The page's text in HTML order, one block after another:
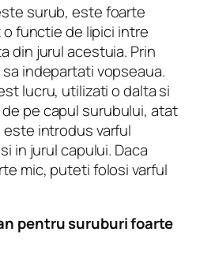
surub, este foarte
functie de lipici intre
din jurul acestuia. Prin
indepartati vopseaua.
lucru, utilizati o dalta si
pe capul surubului, atat
introdus varful
in jurul capului. Daca
mic, puteti folosi varful
pentru suruburi foarte